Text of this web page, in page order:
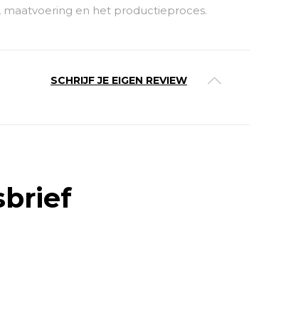
en het productieproces.
SCHRIJF JE EIGEN REVIEW